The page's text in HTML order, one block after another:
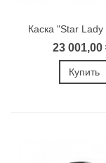
Каска "Star
23 001,00
Купить